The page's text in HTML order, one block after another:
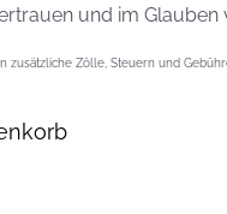
und im Glauben
Zölle, Steuern und